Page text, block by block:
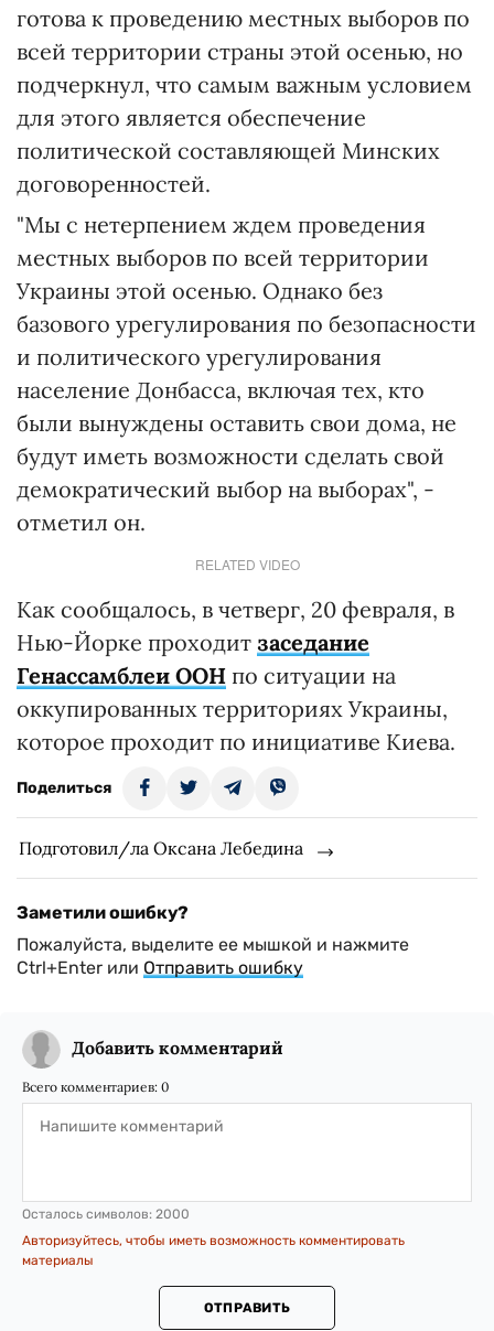
готова к проведению местных выборов по
всей территории страны этой осенью, но
подчеркнул, что самым важным условием
для этого является обеспечение
политической составляющей Минских
договоренностей.
"Мы с нетерпением ждем проведения
местных выборов по всей территории
Украины этой осенью. Однако без
базового урегулирования по безопасности
и политического урегулирования
население Донбасса, включая тех, кто
были вынуждены оставить свои дома, не
будут иметь возможности сделать свой
демократический выбор на выборах", -
отметил он.
RELATED VIDEO
Как сообщалось, в четверг, 20 февраля, в
Нью-Йорке проходит заседание
Генассамблеи ООН по ситуации на
оккупированных территориях Украины,
которое проходит по инициативе Киева.
Поделиться
Подготовил/ла Оксана Лебедина
Заметили ошибку?
Пожалуйста, выделите ее мышкой и нажмите
Ctrl+Enter или Отправить ошибку
Добавить комментарий
Всего комментариев: 0
Осталось символов: 2000
Авторизуйтесь, чтобы иметь возможность комментировать
материалы
ОТПРАВИТЬ